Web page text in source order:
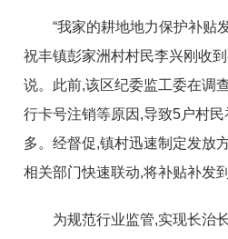
“我家的耕地地力保护补贴
祝丰镇彭家洲村村民李兴刚收
说。此前,该区纪委监工委在调
行卡号注销等原因,导致5户村
多。经督促,镇村迅速制定发放
相关部门快速联动,将补贴补发到
为规范行业监管,实现长治